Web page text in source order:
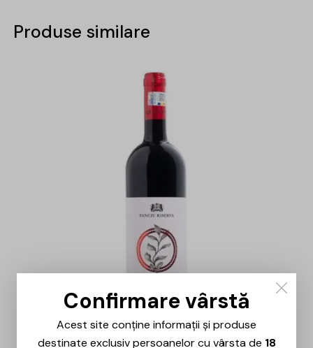
Produse similare
Confirmare vârstă
Acest site conține informații și produse
destinate exclusiv persoanelor cu vârsta de 18